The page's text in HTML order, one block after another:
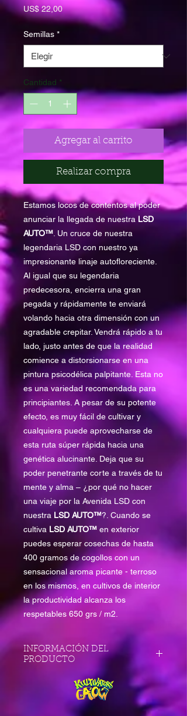
US$ 22,00Precio
Semillas *
Cantidad *
Agregar al carrito
Realizar compra
Estamos locos de contentos al poder
anunciar la llegada de nuestra LSD
AUTO™ . Un cruce de nuestra
legendaria LSD con nuestro ya
impresionante linaje autofloreciente.
Al igual que su legendaria
predecesora, encierra una gran
pegada y rápidamente te enviará
volando hacia otra dimensión con un
agradable crepitar. Vendrá rápido a tu
lado, justo antes de que la realidad
comience a distorsionarse en una
pintura psicodélica palpitante. Esta no
es una variedad recomendada para
principiantes. A pesar de su potente
efecto, es muy fácil de cultivar y
cualquiera puede aprovecharse de
esta ruta súper rápida hacia una
genética alucinante. Deja que su
poder penetrante corte a través de tu
mente y alma – ¿por qué no hacer
una viaje por la Avenida LSD con
nuestra LSD AUTO™?. Cuando se
cultiva LSD AUTO™ en exterior
puedes esperar cosechas de hasta
400 gramos de cogollos con un
sensacional aroma picante - terroso
en los mismos, en cultivos de interior
la productividad alcanza los
respetables 650 grs / m2.
INFORMACIÓN DEL
PRODUCTO
Tipo Feminizada
Fotoperiodo Autofloreciente
Características .